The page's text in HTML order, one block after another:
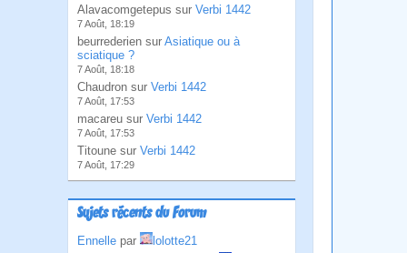
Alavacomgetepus sur Verbi 1442
7 Août, 18:19
beurrederien sur Asiatique ou à
sciatique ?
7 Août, 18:18
Chaudron sur Verbi 1442
7 Août, 17:53
macareu sur Verbi 1442
7 Août, 17:53
Titoune sur Verbi 1442
7 Août, 17:29
Sujets récents du Forum
Ennelle par
lolotte21